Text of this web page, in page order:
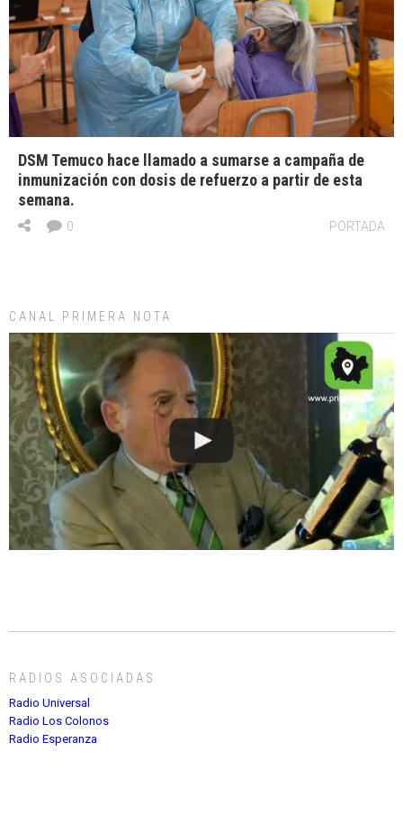
DSM Temuco hace llamado a sumarse a campaña de
inmunización con dosis de refuerzo a partir de esta
semana.
PORTADA
0
CANAL PRIMERA NOTA
RADIOS ASOCIADAS
Radio Universal
Radio Los Colonos
Radio Esperanza